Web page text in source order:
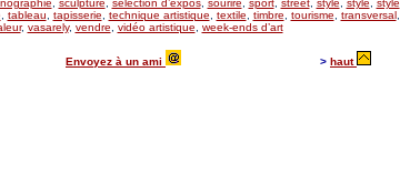
sculpture sélection d’expos, sourire sport, street, style style style
tableau tapisserie technique artistique textile timbre tourisme transversal,
, vasarely, vendre vidéo artistique week-ends d’art
Envoyez à un ami > haut